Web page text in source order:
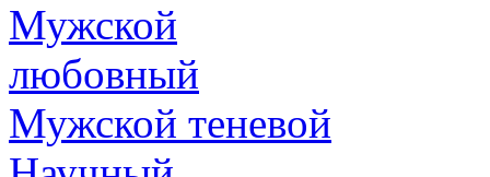
Мужской
любовный
Мужской теневой